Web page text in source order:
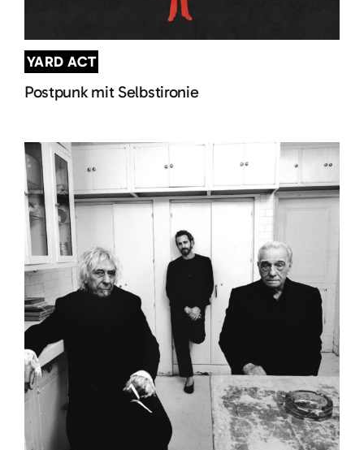
YARD ACT
Postpunk mit Selbstironie